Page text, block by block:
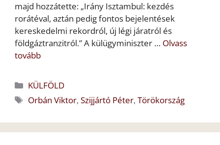
majd hozzátette: „Irány Isztambul: kezdés
rorátéval, aztán pedig fontos bejelentések
kereskedelmi rekordról, új légi járatról és
földgáztranzitról.” A külügyminiszter … Olvass
tovább
Kategória
KÜLFÖLD
Címkék
Orbán Viktor,Szijjártó Péter,Törökország